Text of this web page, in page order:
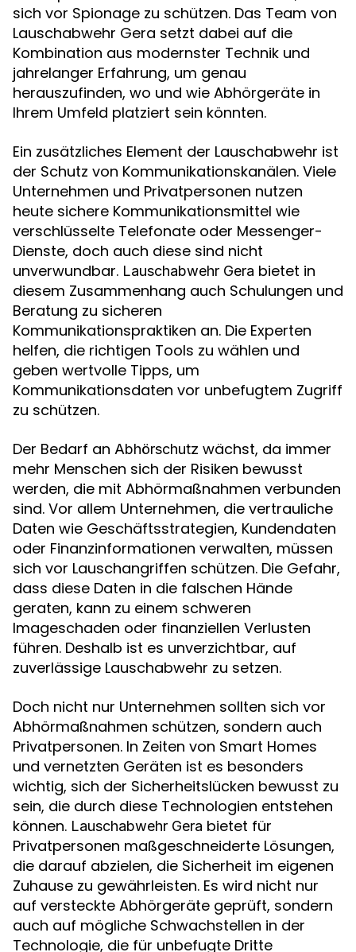
sich vor Spionage zu schützen. Das Team von
Lauschabwehr Gera setzt dabei auf die
Kombination aus modernster Technik und
jahrelanger Erfahrung, um genau
herauszufinden, wo und wie Abhörgeräte in
Ihrem Umfeld platziert sein könnten.
Ein zusätzliches Element der Lauschabwehr ist
der Schutz von Kommunikationskanälen. Viele
Unternehmen und Privatpersonen nutzen
heute sichere Kommunikationsmittel wie
verschlüsselte Telefonate oder Messenger-
Dienste, doch auch diese sind nicht
unverwundbar. Lauschabwehr Gera bietet in
diesem Zusammenhang auch Schulungen und
Beratung zu sicheren
Kommunikationspraktiken an. Die Experten
helfen, die richtigen Tools zu wählen und
geben wertvolle Tipps, um
Kommunikationsdaten vor unbefugtem Zugriff
zu schützen.
Der Bedarf an Abhörschutz wächst, da immer
mehr Menschen sich der Risiken bewusst
werden, die mit Abhörmaßnahmen verbunden
sind. Vor allem Unternehmen, die vertrauliche
Daten wie Geschäftsstrategien, Kundendaten
oder Finanzinformationen verwalten, müssen
sich vor Lauschangriffen schützen. Die Gefahr,
dass diese Daten in die falschen Hände
geraten, kann zu einem schweren
Imageschaden oder finanziellen Verlusten
führen. Deshalb ist es unverzichtbar, auf
zuverlässige Lauschabwehr zu setzen.
Doch nicht nur Unternehmen sollten sich vor
Abhörmaßnahmen schützen, sondern auch
Privatpersonen. In Zeiten von Smart Homes
und vernetzten Geräten ist es besonders
wichtig, sich der Sicherheitslücken bewusst zu
sein, die durch diese Technologien entstehen
können. Lauschabwehr Gera bietet für
Privatpersonen maßgeschneiderte Lösungen,
die darauf abzielen, die Sicherheit im eigenen
Zuhause zu gewährleisten. Es wird nicht nur
auf versteckte Abhörgeräte geprüft, sondern
auch auf mögliche Schwachstellen in der
Technologie, die für unbefugte Dritte